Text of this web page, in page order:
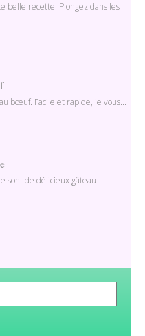
belle recette. Plongez dans les
bœuf. Facile et rapide, je vous...
sont de délicieux gâteau